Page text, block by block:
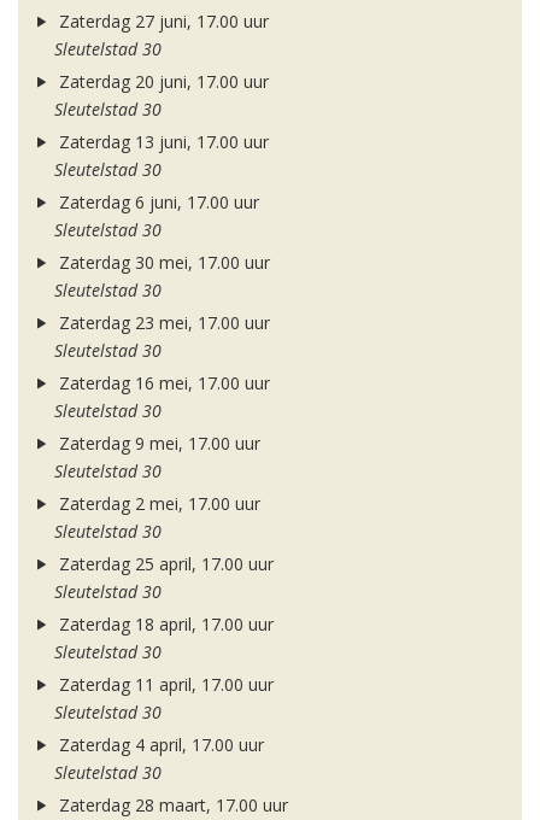
Zaterdag 27 juni, 17.00 uur
Sleutelstad 30
Zaterdag 20 juni, 17.00 uur
Sleutelstad 30
Zaterdag 13 juni, 17.00 uur
Sleutelstad 30
Zaterdag 6 juni, 17.00 uur
Sleutelstad 30
Zaterdag 30 mei, 17.00 uur
Sleutelstad 30
Zaterdag 23 mei, 17.00 uur
Sleutelstad 30
Zaterdag 16 mei, 17.00 uur
Sleutelstad 30
Zaterdag 9 mei, 17.00 uur
Sleutelstad 30
Zaterdag 2 mei, 17.00 uur
Sleutelstad 30
Zaterdag 25 april, 17.00 uur
Sleutelstad 30
Zaterdag 18 april, 17.00 uur
Sleutelstad 30
Zaterdag 11 april, 17.00 uur
Sleutelstad 30
Zaterdag 4 april, 17.00 uur
Sleutelstad 30
Zaterdag 28 maart, 17.00 uur